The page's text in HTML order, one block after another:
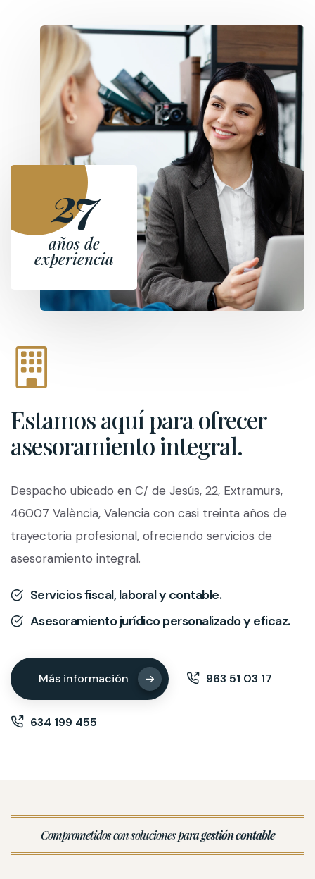
27
años de
experiencia
Estamos aquí para ofrecer
asesoramiento integral.
Despacho ubicado en C/ de Jesús, 22, Extramurs,
46007 València, Valencia con casi treinta años de
trayectoria profesional, ofreciendo servicios de
asesoramiento integral.
Servicios fiscal, laboral y contable.
Asesoramiento jurídico personalizado y eficaz.
Más información 963 51 03 17
634 199 455
Comprometidos con soluciones paragestión contable